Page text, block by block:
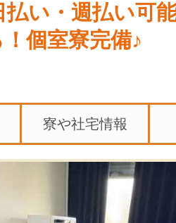
払い・週払い可
個室寮完備♪
寮や社宅情報